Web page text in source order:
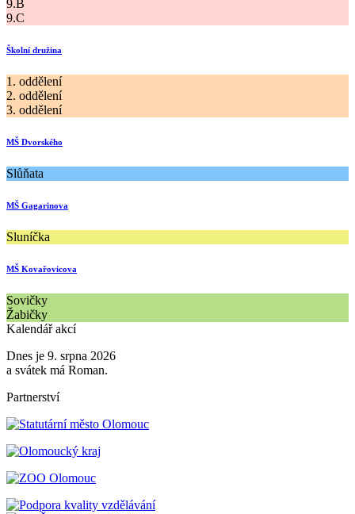
9.B
9.C
Školní družina
1. oddělení
2. oddělení
3. oddělení
MŠ Dvorského
Slůňata
MŠ Gagarinova
Sluníčka
MŠ Kovařovicova
Sovičky
Žabičky
Kalendář akcí
Dnes je 9. srpna 2026
a svátek má Roman.
Partnerství